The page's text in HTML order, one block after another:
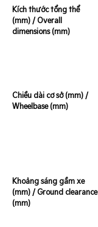
Kích thước tổng thể
(mm) / Overall
dimensions (mm)
Chiều dài cơ sở (mm) /
Wheelbase (mm)
Khoảng sáng gầm xe
(mm) / Ground clearance
(mm)